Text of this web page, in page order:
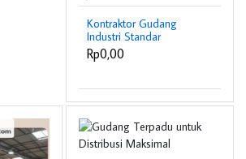
Kontraktor Gudang
Industri Standar
Nasional
Rp0,00